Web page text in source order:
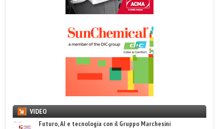
VIDEO
Futuro, AI e tecnologia con il Gruppo Marchesini